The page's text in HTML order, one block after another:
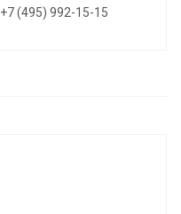
+7 (495) 992-15-15